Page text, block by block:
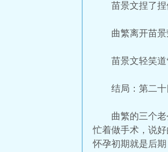
苗景文捏了
曲繁离开苗
苗景文轻笑
结局：第二
曲繁的三个
忙着做手术，说
怀孕初期就是后